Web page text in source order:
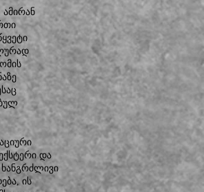
და
ის